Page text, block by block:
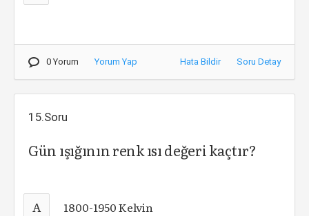
0 Yorum Yorum Yap Hata Bildir Soru Detay
15.Soru
Gün ışığının renk ısı değeri kaçtır?
A 1800-1950 Kelvin